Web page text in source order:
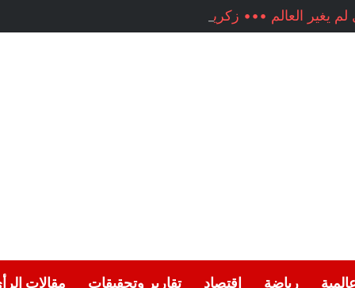
يغير العالم ••• زكريا شيخ أحمد / سوريا
رياضة إقتصاد تقارير وتحقيقات مقالات